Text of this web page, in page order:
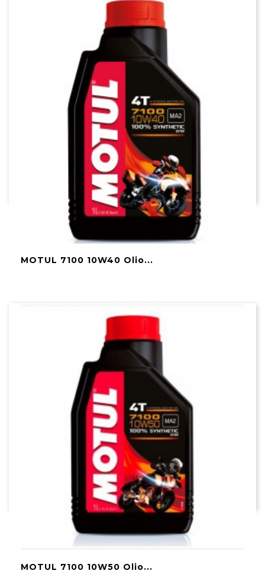
MOTUL 7100 10W40 Olio...
MOTUL 7100 10W50 Olio...